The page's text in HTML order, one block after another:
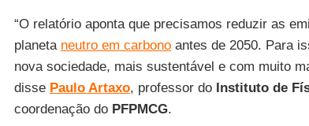
“O relatório aponta que precisamos reduzir as
planeta neutro em carbonoantes de 2050. Para
nova sociedade, mais sustentável e com muito
disse Paulo Artaxo, professor do Instituto de
coordenação do PFPMCG.